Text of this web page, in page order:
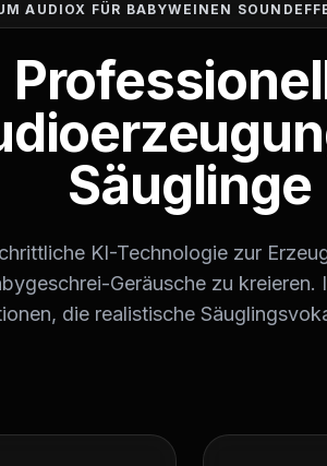
AUDIOX FÜR BABYWEINEN
Säuglinge
KI-Technologie zur
Geräusche zu kreieren.
die realistische